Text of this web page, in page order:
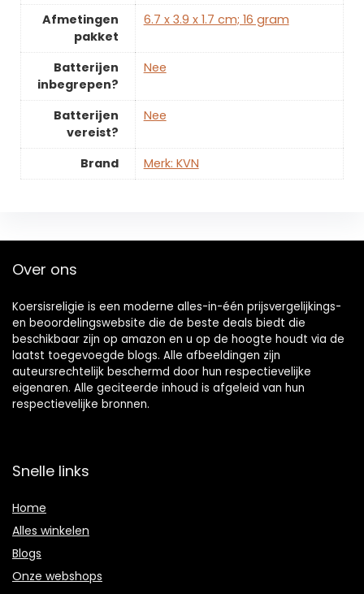
Afmetingen
pakket
‎6.7 x 3.9 x 1.7 cm; 16 gram
Batterijen
inbegrepen?
‎Nee
Batterijen
vereist?
‎Nee
Brand Merk: KVN
Over ons
Koersisreligie is een moderne alles-in-één prijsvergelijkings-
en beoordelingswebsite die de beste deals biedt die
beschikbaar zijn op amazon en u op de hoogte houdt via de
laatst toegevoegde blogs. Alle afbeeldingen zijn
auteursrechtelijk beschermd door hun respectievelijke
eigenaren. Alle geciteerde inhoud is afgeleid van hun
respectievelijke bronnen.
Snelle links
Home
Alles winkelen
Blogs
Onze webshops